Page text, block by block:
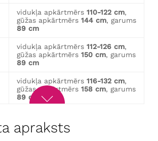
vidukļa apkārtmērs 110-122 cm,
gūžas apkārtmērs 144 cm, garums
89 cm
vidukļa apkārtmērs 112-126 cm,
gūžas apkārtmērs 150 cm, garums
89 cm
vidukļa apkārtmērs 116-132 cm,
gūžas apkārtmērs 158 cm, garums
89 cm
gūžas apkārtmērs
89 cm
apraksts